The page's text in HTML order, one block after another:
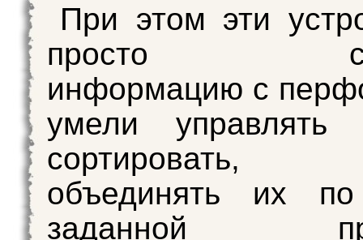
При этом эти
просто
информацию с
умели управлять
сортировать,
объединять их
заданной